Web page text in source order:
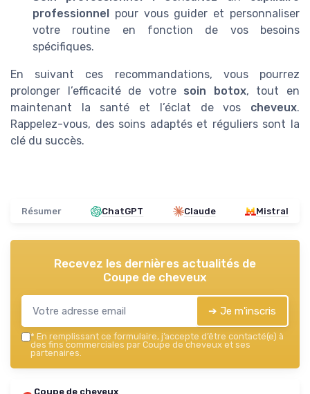
professionnel pour vous guider et personnaliser
votre routine en fonction de vos besoins
spécifiques.
En suivant ces recommandations, vous pourrez
prolonger l’efficacité de votre soin botox, tout en
maintenant la santé et l’éclat de vos cheveux.
Rappelez-vous, des soins adaptés et réguliers sont la
clé du succès.
Résumer ChatGPT Claude Mistral
Recevez les dernières actualités de
Coupe de cheveux
➔ Je m'inscris
* En remplissant ce formulaire, j’accepte d’être contacté(e) à
des fins commerciales par Coupe de cheveux et ses
partenaires.
Coupe de cheveux